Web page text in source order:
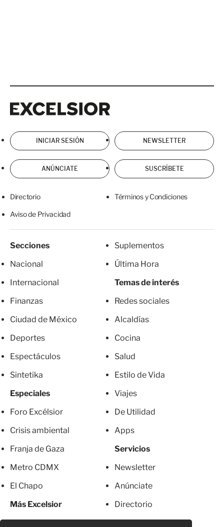
INICIAR SESIÓN NEWSLETTER
ANÚNCIATE SUSCRÍBETE
Directorio Términos y Condiciones
Aviso de Privacidad
Secciones
Nacional
Internacional
Finanzas
Ciudad de México
Deportes
Espectáculos
Sintetika
Especiales
Foro Excélsior
Crisis ambiental
Franja de Gaza
Metro CDMX
El Chapo
Más Excelsior
Suplementos
Última Hora
Temas de interés
Redes sociales
Alcaldías
Cocina
Salud
Estilo de Vida
Viajes
De Utilidad
Apps
Servicios
Newsletter
Anúnciate
Directorio